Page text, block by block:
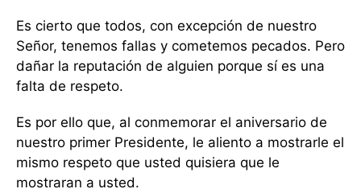
Es cierto que todos, con excepción de nuestro
Señor, tenemos fallas y cometemos pecados. Pero
dañar la reputación de alguien porque sí es una
falta de respeto.
Es por ello que, al conmemorar el aniversario de
nuestro primer Presidente, le aliento a mostrarle el
mismo respeto que usted quisiera que le
mostraran a usted.